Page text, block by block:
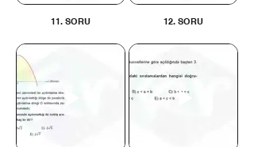
11. SORU 12. SORU